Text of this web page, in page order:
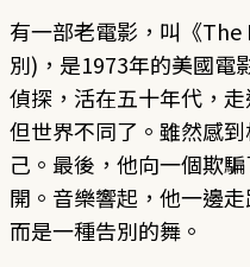
有一部老電影，叫《
別)，是1973年的美國電
偵探，活在五十年代，
但世界不同了。雖然感
己。最後，他向一個欺
開。音樂響起，他一邊
而是一種告別的舞。